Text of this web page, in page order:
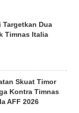
Dua
Timnas Italia
Skuat Timor
Kontra Timnas
AFF 2026